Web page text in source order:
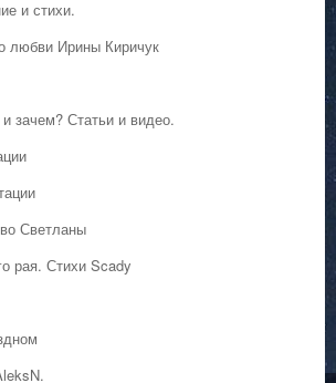
и стихи.
любви Ирины Киричук
зачем? Статьи и видео.
Светланы
рая. Стихи Scady